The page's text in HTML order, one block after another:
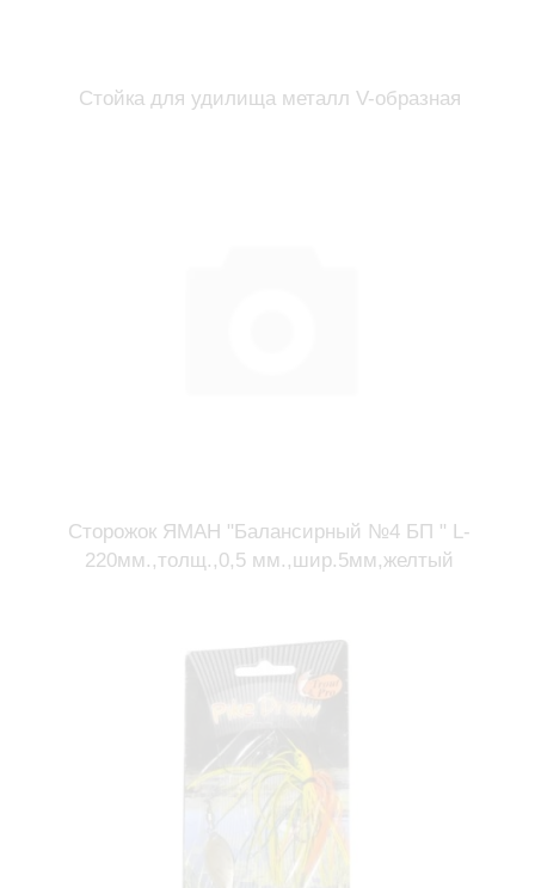
Стойка для удилища металл V-образная
Сторожок ЯМАН "Балансирный №4 БП " L-
220мм.,толщ.,0,5 мм.,шир.5мм,желтый